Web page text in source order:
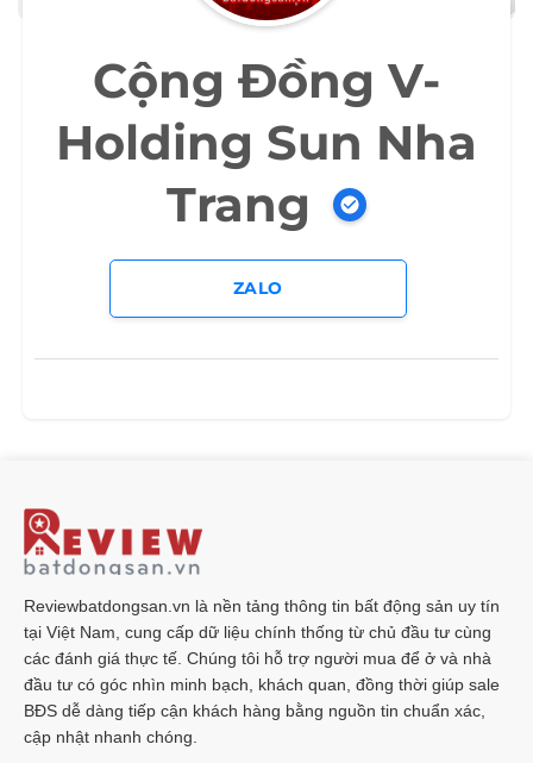
Cộng Đồng V-
Holding Sun Nha
Trang
ZALO
Reviewbatdongsan.vn là nền tảng thông tin bất động sản uy tín
tại Việt Nam, cung cấp dữ liệu chính thống từ chủ đầu tư cùng
các đánh giá thực tế. Chúng tôi hỗ trợ người mua để ở và nhà
đầu tư có góc nhìn minh bạch, khách quan, đồng thời giúp sale
BĐS dễ dàng tiếp cận khách hàng bằng nguồn tin chuẩn xác,
cập nhật nhanh chóng.